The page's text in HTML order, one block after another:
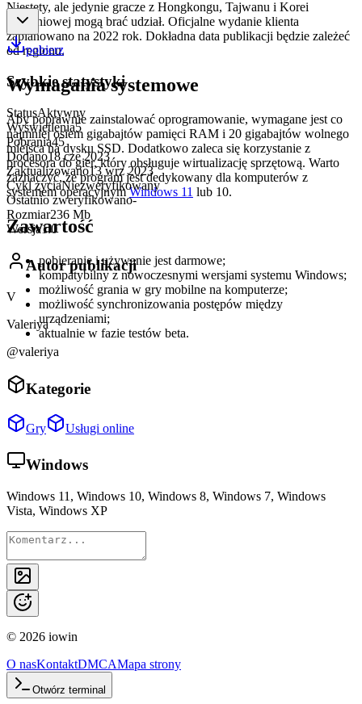
Niestety, ale jedynie gracze z Hongkongu, Tajwanu i Korei
Południowej mogą brać udział. Oficjalne wydanie klienta
zaplanowano na 2022 rok. Dokładna data publikacji będzie zależeć
od regionu.
Wymagania systemowe
Aby poprawnie zainstalować oprogramowanie, wymagane jest co
najmniej osiem gigabajtów pamięci RAM i 20 gigabajtów wolnego
miejsca na dysku SSD. Dodatkowo zaleca się korzystanie z
procesora do gier, który obsługuje wirtualizację sprzętową. Warto
zaznaczyć, że program jest dedykowany dla komputerów z
systemem operacyjnymWindows 11 lub 10.
Zawartość
pobieranie i używanie jest darmowe;
kompatybilny z nowoczesnymi wersjami systemu Windows;
możliwość grania w gry mobilne na komputerze;
możliwość synchronizowania postępów między
urządzeniami;
aktualnie w fazie testów beta.
pobierz
Szybkie statystyki
StatusAktywny
Wyświetlenia5
Pobrania45
Dodano18 cze 2023
Zaktualizowano13 wrz 2023
Cykl życiaNiezweryfikowany
Ostatnio zweryfikowano-
Rozmiar236 Mb
Wersja1.0
Autor publikacji
V
Valeriya
@valeriya
Kategorie
Gry Usługi online
Windows
Windows 11, Windows 10, Windows 8, Windows 7, Windows
Vista, Windows XP
© 2026 iowin
O nasKontaktDMCAMapa strony
Otwórz terminal